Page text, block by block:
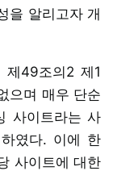
을 알리고자 개
제49조의2 제1
으며 매우 단순
사이트라는 사
였다. 이에 한
사이트에 대한